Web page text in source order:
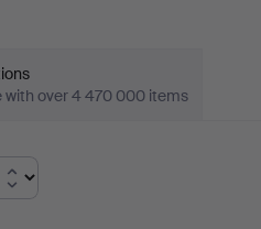
with over 4 470 000 items